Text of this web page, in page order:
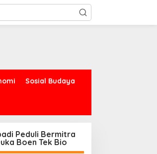
Sosial Budaya
Peduli Bermitra
Boen Tek Bio